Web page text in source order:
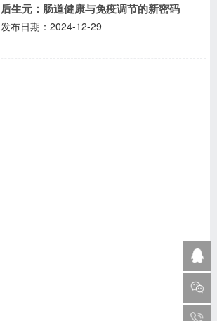
后生元：肠道健康与免疫调节的新密码
发布日期：2024-12-29